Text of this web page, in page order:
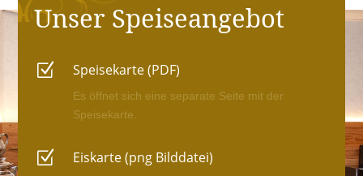
Unser Speiseangebot
Z Speisekarte (PDF)
Es öffnet sich eine separate Seite mit der
Speisekarte.
Z Eiskarte (png Bilddatei)